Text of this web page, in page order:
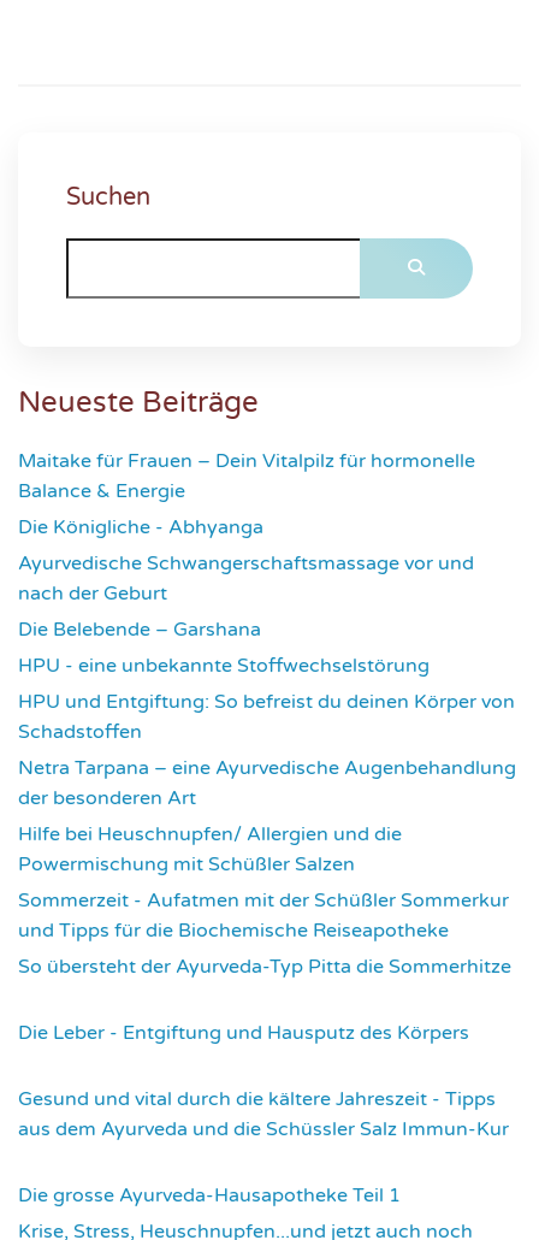
Suchen
Neueste Beiträge
Maitake für Frauen – Dein Vitalpilz für hormonelle
Balance & Energie
Die Königliche - Abhyanga
Ayurvedische Schwangerschaftsmassage vor und
nach der Geburt
Die Belebende – Garshana
HPU - eine unbekannte Stoffwechselstörung
HPU und Entgiftung: So befreist du deinen Körper von
Schadstoffen
Netra Tarpana – eine Ayurvedische Augenbehandlung
der besonderen Art
Hilfe bei Heuschnupfen/ Allergien und die
Powermischung mit Schüßler Salzen
Sommerzeit - Aufatmen mit der Schüßler Sommerkur
und Tipps für die Biochemische Reiseapotheke
So übersteht der Ayurveda-Typ Pitta die Sommerhitze
Die Leber - Entgiftung und Hausputz des Körpers
Gesund und vital durch die kältere Jahreszeit - Tipps
aus dem Ayurveda und die Schüssler Salz Immun-Kur
Die grosse Ayurveda-Hausapotheke Teil 1
Krise, Stress, Heuschnupfen...und jetzt auch noch